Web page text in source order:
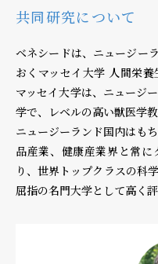
ディーラー契約について
個人情報保護方針 個人情
共同研究について
ベネシードは、ニュージー
おくマッセイ大学 人間栄養
マッセイ大学は、ニュージ
学で、レベルの高い獣医学
ニュージーランド国内はも
品産業、健康産業界と常
り、世界トップクラスの科
屈指の名門大学として高く評